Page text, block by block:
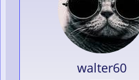
walter60